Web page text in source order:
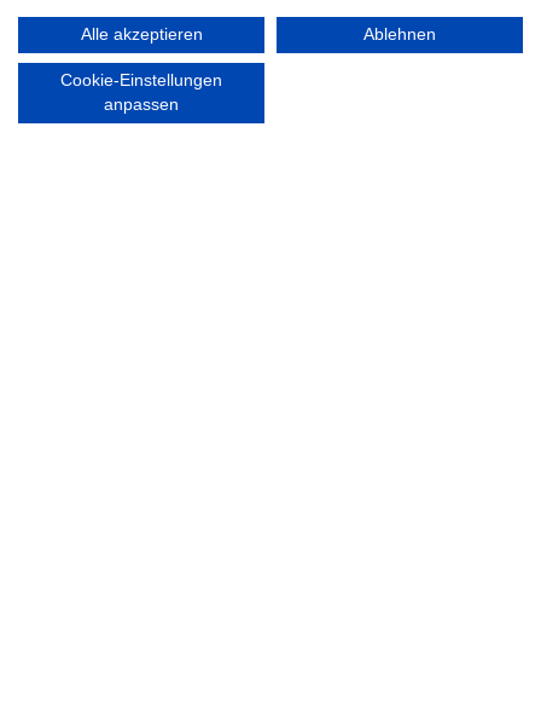
info@walddoerfer-sv.de
Alle akzeptieren Ablehnen
Cookie-Einstellungen
anpassen